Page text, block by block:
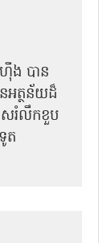
ង បាន
អត្ថន័យដ៏
សរំលឹកខួប
ត